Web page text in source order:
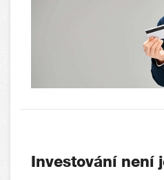
Investování není